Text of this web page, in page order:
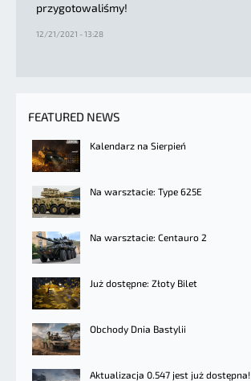
przygotowaliśmy!
12/21/2021 - 13:28
FEATURED NEWS
Kalendarz na Sierpień
Na warsztacie: Type 625E
Na warsztacie: Centauro 2
Już dostępne: Złoty Bilet
Obchody Dnia Bastylii
Aktualizacja 0.547 jest już dostępna!